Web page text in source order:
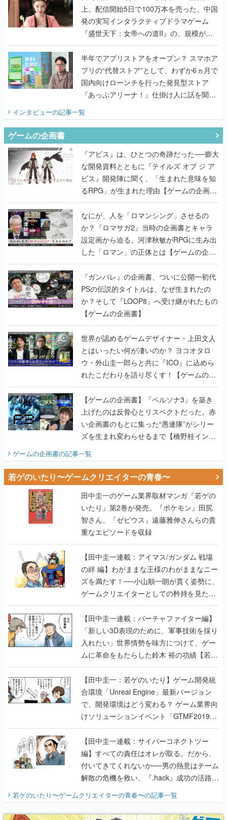
上。配信開始5日で100万本を売った、中国
発の実写インタラクティブドラマゲーム
『盛世天下：女帝への道II』の、規模が違
うこだわりをプロデューサーに聞いた
半年でアプリストアをオープン？ スマホア
プリの“代替ストア”として、わずか6ヵ月で
国内向けローンチを行った発見型ストア
『あっぷアリーナ！』仕掛け人に話を聞い
てみた
インタビューの記事一覧
ゲームの企画書
『アビス』は、ひとつの奇跡だった──膨大
な開発資料とともに『テイルズ オブ ジ ア
ビス』開発陣に聞く、「生まれた意味を知
るRPG」が生まれた理由【ゲームの企画
書】
なにが、人を「ロマンシング」させるの
か？『ロマサガ2』当時の企画書とキャラ
設定画から迫る、河津秋敏がRPGに生み出
した「ロマン」の正体とは【ゲームの企画
書】
『ガンパレ』の企画書、ついに公開━初代
PSの伝説的タイトルは、なぜ生まれたの
か？そして『LOOP8』へ受け継がれたもの
【ゲームの企画書】
世界が認めるゲームデザイナー・上田文人
とはいったい何が凄いのか？ ヨコオタロ
ウ・外山圭一郎らと共に『ICO』に込めら
れたこだわりを語り尽くす！【ゲームの企
画書】
【ゲームの企画書】『ペルソナ3』を築き
上げたのは反骨心とリスペクトだった。赤
い企画書のもとに集った“愚連隊”がシリー
ズを生まれ変わらせるまで【橋野桂インタ
ビュー】
ゲームの企画書の記事一覧
若ゲのいたり〜ゲームクリエイターの青春〜
田中圭一のゲーム業界取材マンガ『若ゲの
いたり』第2巻が発売。『ポケモン』田尻
智さん、『ゼビウス』遠藤雅伸さんらの貴
重なエピソードを収録
【田中圭一連載：アイマス/ガンダム 戦場
の絆 編】わがままな王様のわがままなニー
ズを満たす！──小山順一朗が貫く姿勢に、
ゲームクリエイターとしての矜持を見た
【若ゲのいたり最終回】
【田中圭一連載：バーチャファイター編】
「新しい3D表現のために、軍事技術を採り
入れたい」世界情勢を味方につけて、ゲー
ムに革命をもたらした鈴木 裕の功績【若ゲ
のいたり】
【田中圭一：若ゲのいたり】ゲーム開発統
合環境「Unreal Engine」最新バージョン
で、開発環境はどう変わる？ ゲーム業界向
けソリューションイベント「GTMF2019」
に行って、より理解を深めよう【PR】
【田中圭一連載：サイバーコネクトツー
編】すべての責任はオレが取る。だから、
付いてきてくれないか──男の熱意はチーム
解散の危機を救い、『.hack』成功の活路を
開く。業界の快男児・松山 洋に流れる血は
『少年ジャンプ』色だった【若ゲのいた
り】
若ゲのいたり〜ゲームクリエイターの青春〜の記事一覧